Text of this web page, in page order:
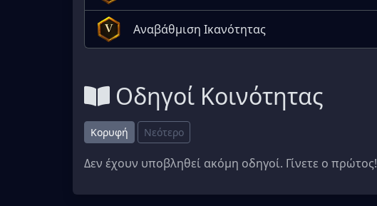
V Αναβάθμιση Ικανότητας
Οδηγοί Κοινότητας
Κορυφή Νεότερο
Δεν έχουν υποβληθεί ακόμη οδηγοί. Γίνετε ο πρώτος!